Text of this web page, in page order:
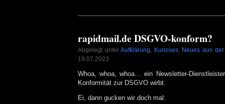
rapidmail.de DSGVO-konform?
Abgelegt unterAufklärung, Kurioses, Neues aus
19.07.2023
Whoa, whoa, whoa… ein Newsletter-
Konformität zur DSGVO wirbt.
Ei, dann gucken wir doch mal: